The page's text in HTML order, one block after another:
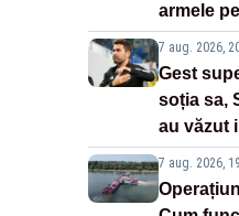
armele
7 aug. 2026,
Gest
soția sa,
au văzut
7 aug. 2026,